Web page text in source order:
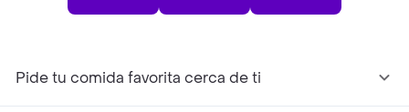
Pide tu comida favorita cerca de ti